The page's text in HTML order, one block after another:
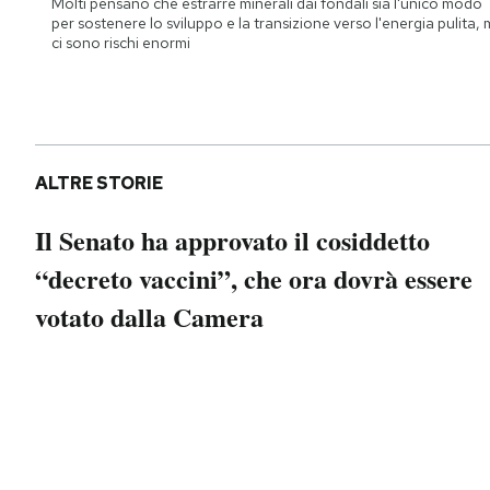
Notifiche mobile
Regala il Post
per sostenere lo sviluppo e la transizione verso l'energia pulita,
ci sono rischi enormi
ALTRE STORIE
Il Senato ha approvato il cosiddetto
“decreto vaccini”, che ora dovrà essere
votato dalla Camera